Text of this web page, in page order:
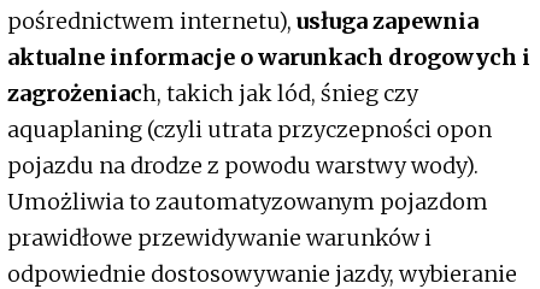
pośrednictwem internetu), usługa zapewnia
aktualne informacje o warunkach drogowych i
zagrożeniach, takich jak lód, śnieg czy
aquaplaning (czyli utrata przyczepności opon
pojazdu na drodze z powodu warstwy wody).
Umożliwia to zautomatyzowanym pojazdom
prawidłowe przewidywanie warunków i
odpowiednie dostosowywanie jazdy, wybieranie